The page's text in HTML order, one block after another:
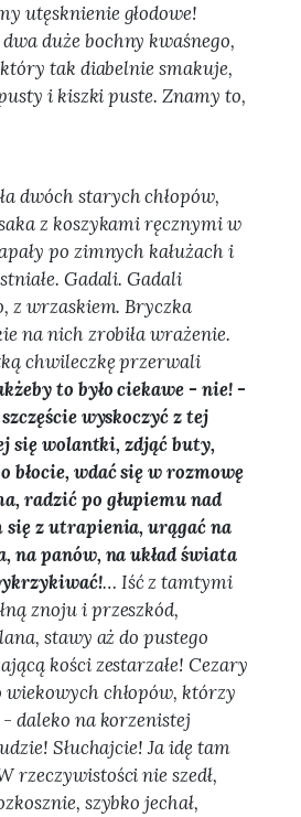
utęsknienie głodowe!
duże bochny kwaśnego,
tak diabelnie smakuje,
i kiszki puste. Znamy to,
dwóch starych chłopów,
z koszykami ręcznymi w
po zimnych kałużach i
Gadali. Gadali
z wrzaskiem. Bryczka
na nich zrobiła wrażenie.
chwileczkę przerwali
to było ciekawe - nie! -
wyskoczyć z tej
się wolantki, zdjąć buty,
błocie, wdać się w rozmowę
radzić po głupiemu nad
z utrapienia, urągać na
na panów, na układ świata
… Iść z tamtymi
znoju i przeszkód,
stawy aż do pustego
kości zestarzałe! Cezary
wiekowych chłopów, którzy
daleko na korzenistej
Słuchajcie! Ja idę tam
rzeczywistości nie szedł,
szybko jechał,